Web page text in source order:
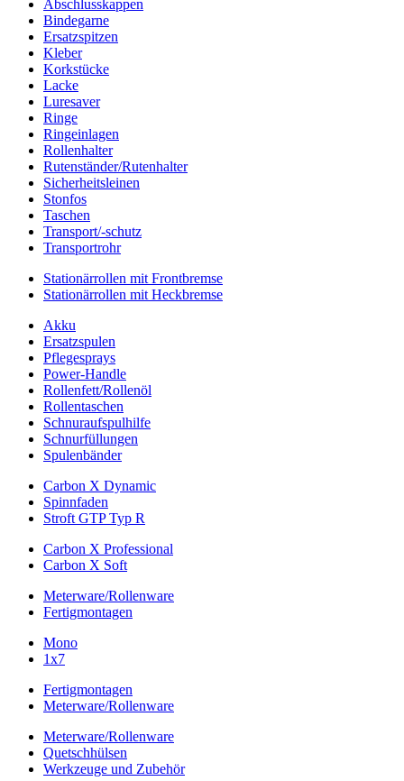
Abschlusskappen
Bindegarne
Ersatzspitzen
Kleber
Korkstücke
Lacke
Luresaver
Ringe
Ringeinlagen
Rollenhalter
Rutenständer/Rutenhalter
Sicherheitsleinen
Stonfos
Taschen
Transport/-schutz
Transportrohr
Stationärrollen mit Frontbremse
Stationärrollen mit Heckbremse
Akku
Ersatzspulen
Pflegesprays
Power-Handle
Rollenfett/Rollenöl
Rollentaschen
Schnuraufspulhilfe
Schnurfüllungen
Spulenbänder
Carbon X Dynamic
Spinnfaden
Stroft GTP Typ R
Carbon X Professional
Carbon X Soft
Meterware/Rollenware
Fertigmontagen
Mono
1x7
Fertigmontagen
Meterware/Rollenware
Meterware/Rollenware
Quetschhülsen
Werkzeuge und Zubehör